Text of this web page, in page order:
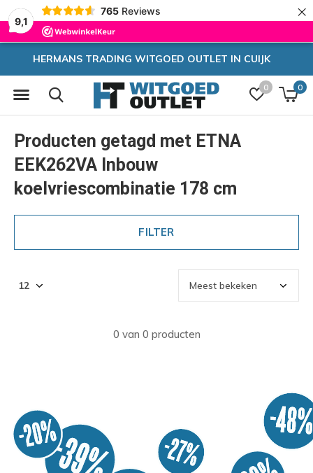
9,1
765 Reviews ×
0 0
OUTLET IN CUIJK Zeer hoge
Producten getagd met ETNA
EEK262VA Inbouw
koelvriescombinatie 178 cm
FILTER
0 van 0 producten